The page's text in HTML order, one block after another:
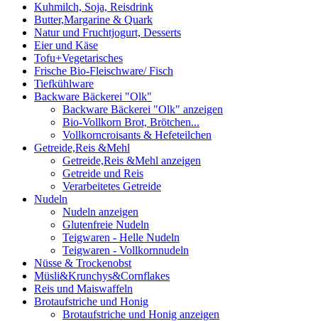
Kuhmilch, Soja, Reisdrink
Butter,Margarine & Quark
Natur und Fruchtjogurt, Desserts
Eier und Käse
Tofu+Vegetarisches
Frische Bio-Fleischware/ Fisch
Tiefkühlware
Backware Bäckerei "Olk"
Backware Bäckerei "Olk" anzeigen
Bio-Vollkorn Brot, Brötchen...
Vollkorncroisants & Hefeteilchen
Getreide,Reis &Mehl
Getreide,Reis &Mehl anzeigen
Getreide und Reis
Verarbeitetes Getreide
Nudeln
Nudeln anzeigen
Glutenfreie Nudeln
Teigwaren - Helle Nudeln
Teigwaren - Vollkornnudeln
Nüsse & Trockenobst
Müsli&Krunchys&Cornflakes
Reis und Maiswaffeln
Brotaufstriche und Honig
Brotaufstriche und Honig anzeigen